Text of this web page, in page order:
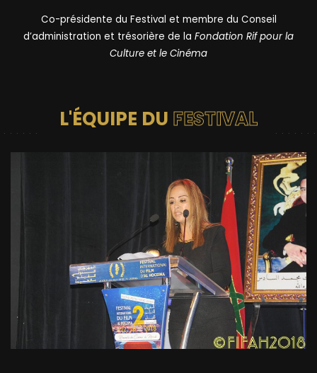
Co-présidente du Festival et membre du Conseil
d’administration et trésorière de la Fondation Rif pour la
Culture et le Cinéma
L'ÉQUIPE DU FESTIVAL